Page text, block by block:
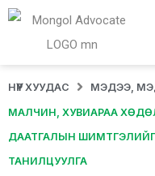
НҮҮР ХУУДАС МЭДЭЭ,
МАЛЧИН, ХУВИАРАА
ДААТГАЛЫН ШИМТГЭЛИЙГ
ТАНИЛЦУУЛГА